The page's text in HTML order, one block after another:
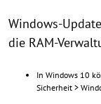
Windows-
die RAM-
In Windows 10
Sicherheit >